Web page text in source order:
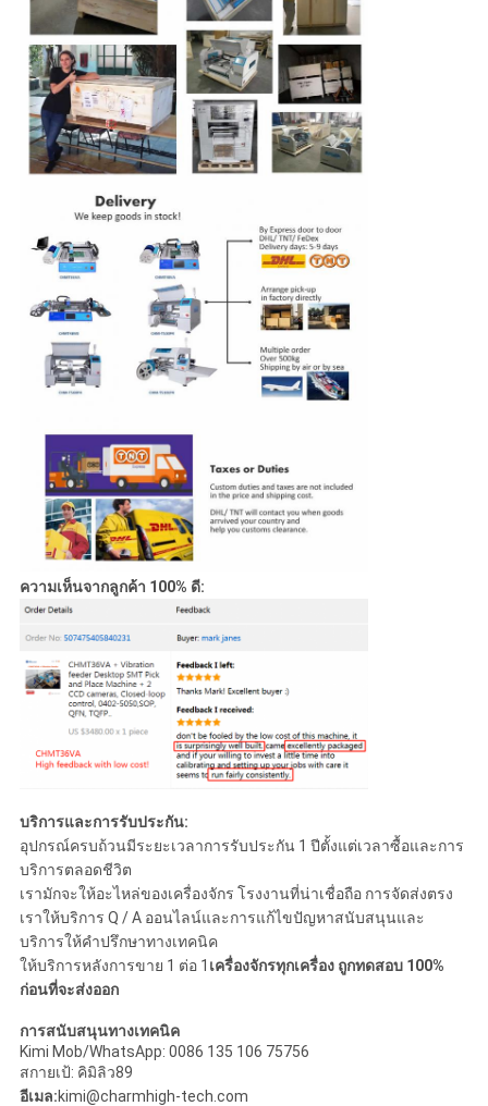
ความเห็นจากลูกค้า 100% ดี:
บริการและการรับประกัน:
อุปกรณ์ครบถ้วนมีระยะเวลาการรับประกัน 1 ปีตั้งแต่เวลาซื้อและการ
บริการตลอดชีวิต
เรามักจะให้อะไหล่ของเครื่องจักร โรงงานที่น่าเชื่อถือ การจัดส่งตรง
เราให้บริการ Q / A ออนไลน์และการแก้ไขปัญหาสนับสนุนและ
บริการให้คําปรึกษาทางเทคนิค
ให้บริการหลังการขาย 1 ต่อ 1 เครื่องจักรทุกเครื่อง ถูกทดสอบ 100%
ก่อนที่จะส่งออก
การสนับสนุนทางเทคนิค
Kimi Mob/WhatsApp: 0086 135 106 75756
สกายเป้: คิมิลิว89
อีเมล:kimi@charmhigh-tech.com